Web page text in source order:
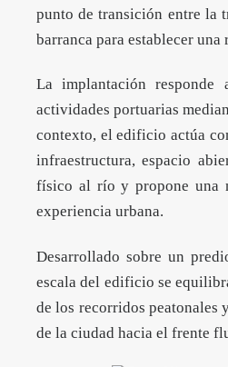
punto de transición entre la
barranca para establecer
La implantación
actividades portuarias
contexto, el edificio actúa
infraestructura, espacio
físico al río y propone una
experiencia urbana.
Desarrollado sobre un
escala del edificio se
de los recorridos peatonales
de la ciudad hacia el frente